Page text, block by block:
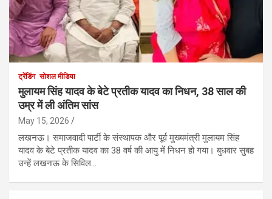
ट्रेंडिंग सोशल मीडिया
मुलायम सिंह यादव के बेटे प्रतीक यादव का निधन, 38 साल की
उम्र में ली अंतिम सांस
May 15, 2026
लखनऊ। समाजवादी पार्टी के संस्थापक और पूर्व मुख्यमंत्री मुलायम सिंह
यादव के बेटे प्रतीक यादव का 38 वर्ष की आयु में निधन हो गया। बुधवार सुबह
उन्हें लखनऊ के सिविल…